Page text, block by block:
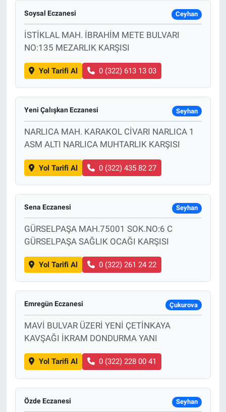
Soysal Eczanesi Ceyhan
İSTİKLAL MAH. İBRAHİM METE BULVARI
NO:135 MEZARLIK KARŞISI
Yol Tarifi Al 0 (322) 613 13 03
Yeni Çalışkan Eczanesi Seyhan
NARLICA MAH. KARAKOL CİVARI NARLICA 1
ASM ALTI NARLICA MUHTARLIK KARŞISI
Yol Tarifi Al 0 (322) 435 82 27
Sena Eczanesi Seyhan
GÜRSELPAŞA MAH.75001 SOK.NO:6 C
GÜRSELPAŞA SAĞLIK OCAĞI KARŞISI
Yol Tarifi Al 0 (322) 261 24 22
Emregün Eczanesi Çukurova
MAVİ BULVAR ÜZERİ YENİ ÇETİNKAYA
KAVŞAĞI İKRAM DONDURMA YANI
Yol Tarifi Al 0 (322) 228 00 41
Özde Eczanesi Seyhan